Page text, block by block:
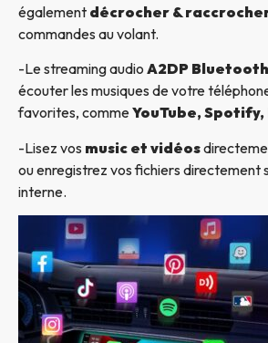
également décrocher &
commandes au volant.
-Le streaming audio A2DP Bluetooth
écouter les musiques de votre
favorites, commeYouTube,
-Lisez vos music et vidéos
ou enregistrez vos fichiers directement
interne.